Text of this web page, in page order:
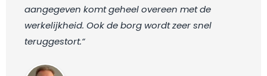
aangegeven komt geheel overeen met de
werkelijkheid. Ook de borg wordt zeer snel
teruggestort.“